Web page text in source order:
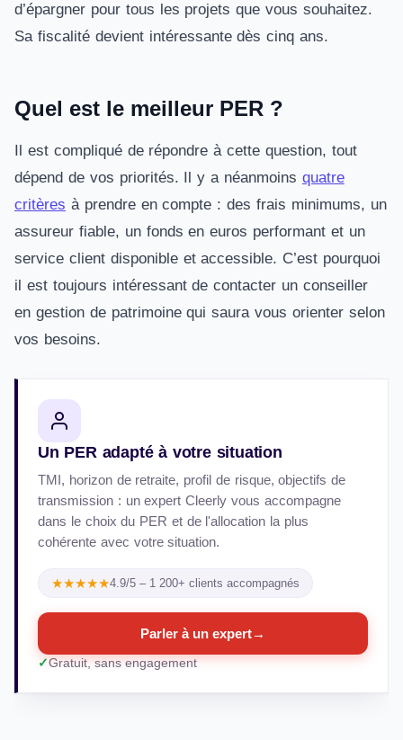
d’épargner pour tous les projets que vous souhaitez.
Sa fiscalité devient intéressante dès cinq ans.
Quel est le meilleur PER ?
Il est compliqué de répondre à cette question, tout
dépend de vos priorités. Il y a néanmoins quatre
critères à prendre en compte : des frais minimums, un
assureur fiable, un fonds en euros performant et un
service client disponible et accessible. C’est pourquoi
il est toujours intéressant de contacter un conseiller
en gestion de patrimoine qui saura vous orienter selon
vos besoins.
Un PER adapté à votre situation
TMI, horizon de retraite, profil de risque, objectifs de
transmission : un expert Cleerly vous accompagne
dans le choix du PER et de l'allocation la plus
cohérente avec votre situation.
★★★★★4.9/5 – 1 200+ clients accompagnés
Parler à un expert→
Gratuit, sans engagement